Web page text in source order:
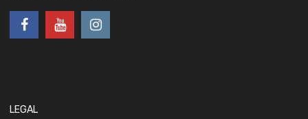
LEGAL